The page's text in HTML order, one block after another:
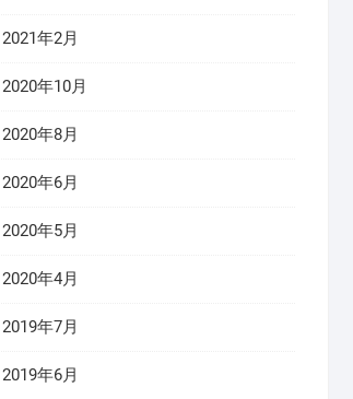
2021年2月
2020年10月
2020年8月
2020年6月
2020年5月
2020年4月
2019年7月
2019年6月